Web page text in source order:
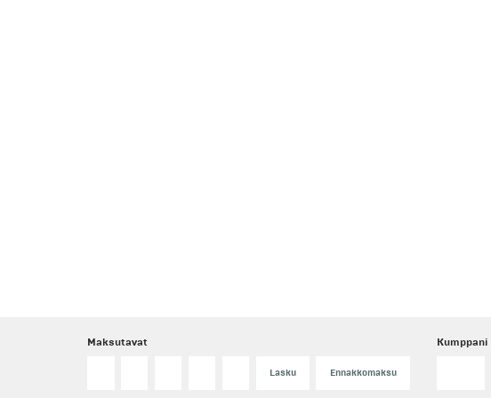
Maksutavat
Lasku Ennakkomaksu
Kumppani